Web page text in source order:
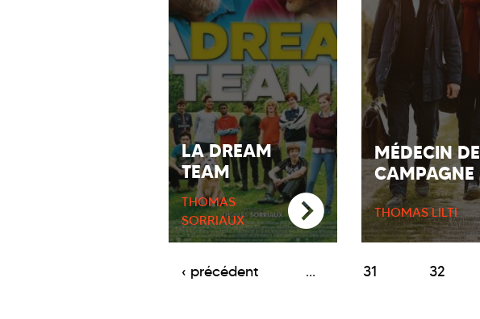
LA DREAM
TEAM
THOMAS
SORRIAUX
MÉDECIN DE
CAMPAGNE
THOMAS LILTI
Pages
‹ précédent … 31 32